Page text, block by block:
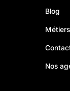
Blog
Métiers
Nos